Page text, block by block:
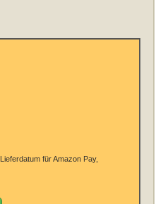
Lieferdatum für Amazon Pay,